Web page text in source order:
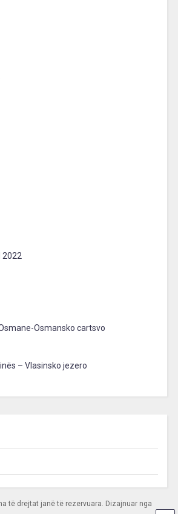
2022
Osmansko cartsvo
– Vlasinsko jezero
të drejtat janë të rezervuara. Dizajnuar nga